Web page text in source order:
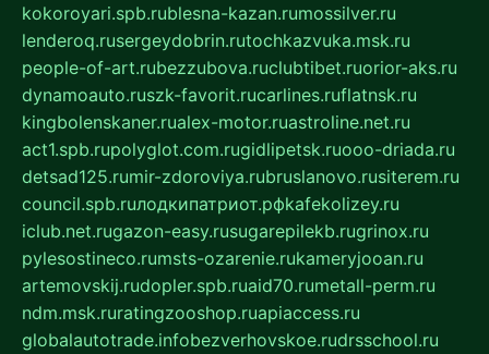
kokoroyari.spb.rublesna-kazan.rumossilver.ru
lenderoq.rusergeydobrin.rutochkazvuka.msk.ru
people-of-art.rubezzubova.ruclubtibet.ruorior-aks.ru
dynamoauto.ruszk-favorit.rucarlines.ruflatnsk.ru
kingbolenskaner.rualex-motor.ruastroline.net.ru
act1.spb.rupolyglot.com.rugidlipetsk.ruooo-driada.ru
detsad125.rumir-zdoroviya.rubruslanovo.rusiterem.ru
council.spb.ruлодкипатриот.рфkafekolizey.ru
iclub.net.rugazon-easy.rusugarepilekb.rugrinox.ru
pylesostineco.rumsts-ozarenie.rukameryjooan.ru
artemovskij.rudopler.spb.ruaid70.rumetall-perm.ru
ndm.msk.ruratingzooshop.ruapiaccess.ru
globalautotrade.infobezverhovskoe.rudrsschool.ru